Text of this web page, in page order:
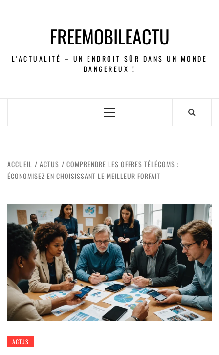
FREEMOBILEACTU
L'ACTUALITÉ – UN ENDROIT SÛR DANS UN MONDE
DANGEREUX !
ACCUEIL ACTUS
COMPRENDRE LES OFFRES TÉLÉCOMS :
ÉCONOMISEZ EN CHOISISSANT LE MEILLEUR FORFAIT
ACTUS